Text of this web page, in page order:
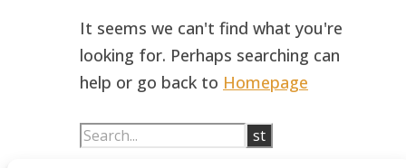
It seems we can't find what you're
looking for. Perhaps searching can
help or go back to Homepage